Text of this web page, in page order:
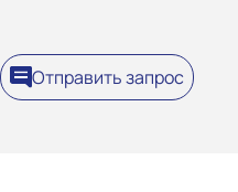
Отправить запрос